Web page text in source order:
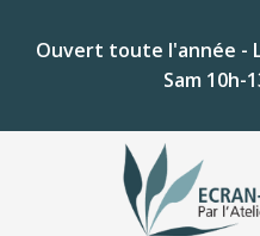
Ouvert toute l'année -
Sam 10h-